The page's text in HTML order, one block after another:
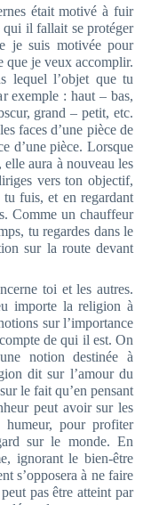
était motivé à fuir
qui il fallait se protéger
je suis motivée pour
que je veux accomplir.
lequel l’objet que tu
exemple : haut – bas,
grand – petit, etc.
faces d’une pièce de
d’une pièce. Lorsque
aura à nouveau les
vers ton objectif,
fuis, et en regardant
Comme un chauffeur
tu regardes dans le
sur la route devant
toi et les autres.
importe la religion à
sur l’importance
de qui il est. On
notion destinée à
dit sur l’amour du
le fait qu’en pensant
peut avoir sur les
humeur, pour profiter
sur le monde. En
ignorant le bien-être
s’opposera à ne faire
pas être atteint par